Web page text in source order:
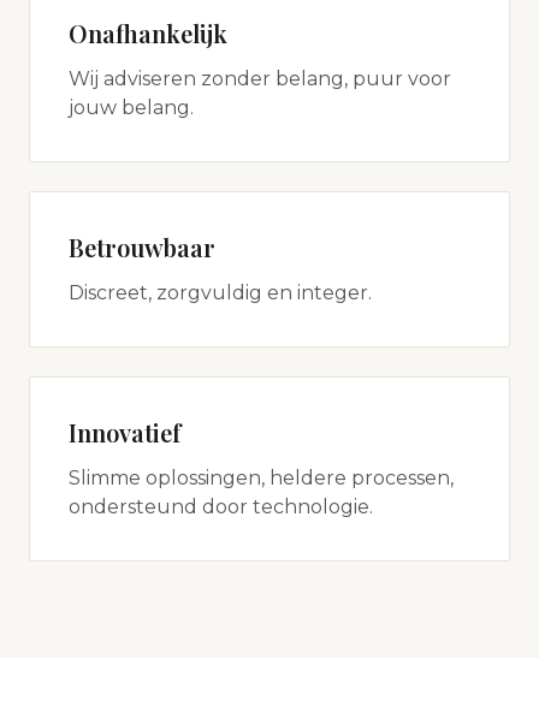
Onafhankelijk
Wij adviseren zonder belang, puur voor
jouw belang.
Betrouwbaar
Discreet, zorgvuldig en integer.
Innovatief
Slimme oplossingen, heldere processen,
ondersteund door technologie.